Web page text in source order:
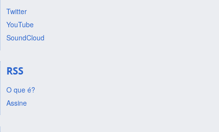
Twitter
YouTube
SoundCloud
RSS
O que é?
Assine